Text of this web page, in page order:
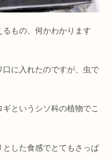
るもの、何かわかります
に入れたのですが、虫で
というシソ科の植物でこ
した食感でとてもさっぱ